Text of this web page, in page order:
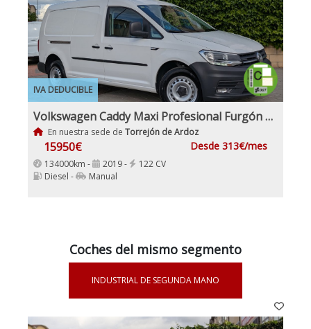
IVA DEDUCIBLE
Volkswagen Caddy Maxi Profesional Furgón 2.0 TDI Etiqueta C IVA y Garantía Incl 4x4Motion
En nuestra sede de Torrejón de Ardoz
15950€ Desde 313€/mes
134000km - 2019 -
122 CV
Diesel -
Manual
Coches del mismo segmento
INDUSTRIAL DE SEGUNDA MANO